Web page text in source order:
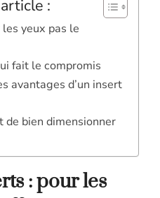
:
yeux pas le
fait le compromis
avantages d’un insert
bien dimensionner
: pour les